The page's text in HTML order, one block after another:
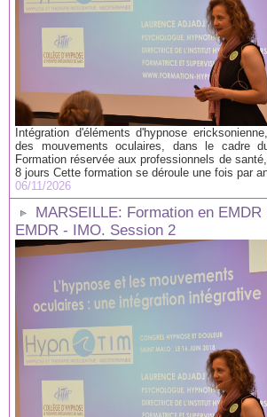
Intégration d'éléments d'hypnose
des mouvements oculaires, dans le cadre
Formation réservée aux professionnels de
8 jours Cette formation se déroule une fois par
06/11/2026
MARSEILLE: Formation en EMDR
EMDR - IMO. Session 2